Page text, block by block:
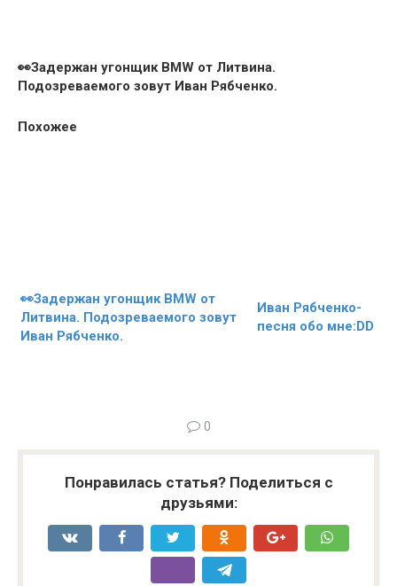
👀Задержан угонщик BMW от Литвина.
Подозреваемого зовут Иван Рябченко.
Похожее
👀Задержан угонщик BMW от
Литвина. Подозреваемого зовут
Иван Рябченко.
Иван Рябченко-
песня обо мне:DD
0
Понравилась статья? Поделиться с
друзьями: